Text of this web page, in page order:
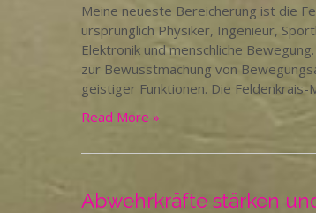
Meine neueste Bereicherung ist die
ursprünglich Physiker, Ingenieur,
Elektronik und menschliche
zur Bewusstmachung von
geistiger Funktionen. Die
Read More »
Abwehrkräfte stärken